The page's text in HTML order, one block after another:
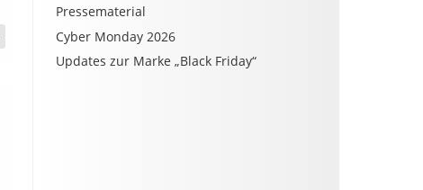
Pressematerial
Cyber Monday 2026
Updates zur Marke „Black Friday“